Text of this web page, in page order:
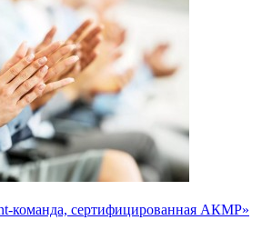
команда, сертифицированная АКМР»